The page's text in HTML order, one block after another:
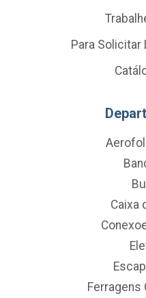
Para Solicitar
Caixa
Ferragens